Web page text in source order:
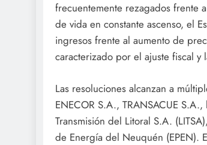
frecuentemente rezagados frente
de vida en constante ascenso, el
ingresos frente al aumento de
caracterizado por el ajuste fiscal
Las resoluciones alcanzan a
ENECOR S.A., TRANSACUE
Transmisión del Litoral S.A.
de Energía del Neuquén (EPEN).